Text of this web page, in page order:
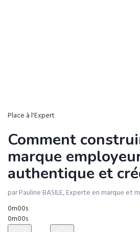
Place à l'Expert
Comment
marque
authentique et
par Pauline BASILE, Experte en marque et
0m00s
0m00s